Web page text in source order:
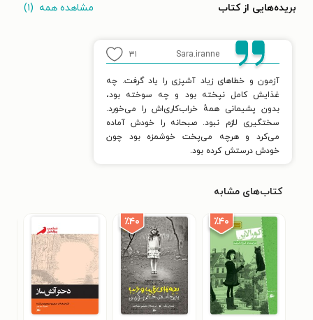
بریده‌هایی از کتاب مشاهده همه (۱)
Sara.iranne ۳۱
آزمون و خطاهای زیاد آشپزی را یاد گرفت. چه
غذایش کامل نپخته بود و چه سوخته بود،
بدون پشیمانی همهٔ خراب‌کاری‌اش را می‌خورد.
سختگیری لازم نبود. صبحانه را خودش آماده
می‌کرد و هرچه می‌پخت خوشمزه بود چون
خودش درستش کرده بود.
کتاب‌های مشابه
٪۴۰ ٪۴۰